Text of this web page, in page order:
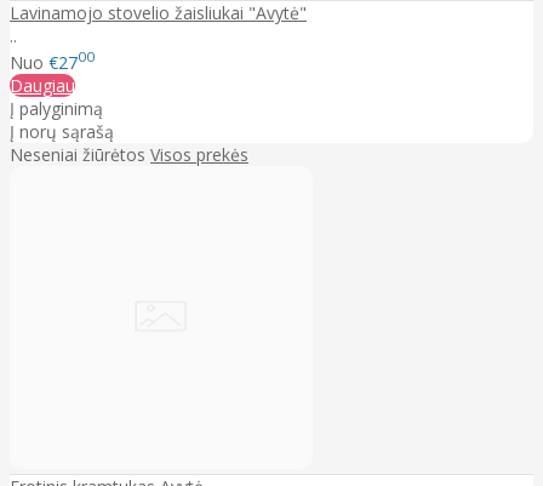
Lavinamojo stovelio žaisliukai "Avytė"
..
Nuo €2700
Daugiau
Į palyginimą
Į norų sąrašą
Neseniai žiūrėtos Visos prekės